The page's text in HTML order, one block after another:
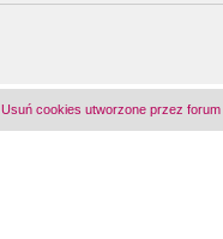
Usuń cookies utworzone przez forum